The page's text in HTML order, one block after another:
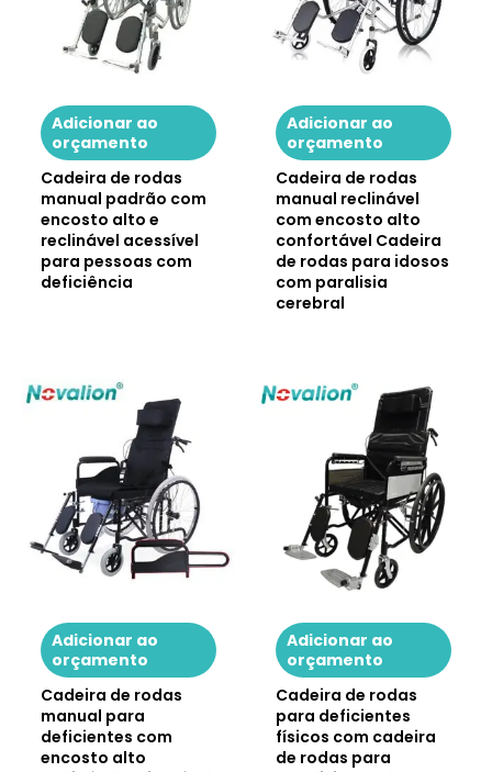
Adicionar ao
orçamento
Cadeira de rodas
manual padrão com
encosto alto e
reclinável acessível
para pessoas com
deficiência
Adicionar ao
orçamento
Cadeira de rodas
manual reclinável
com encosto alto
confortável Cadeira
de rodas para idosos
com paralisia
cerebral
Adicionar ao
orçamento
Cadeira de rodas
manual para
deficientes com
encosto alto
Adicionar ao
orçamento
Cadeira de rodas
para deficientes
físicos com cadeira
de rodas para